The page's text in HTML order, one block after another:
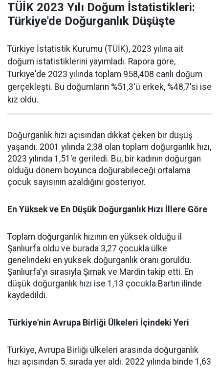
TÜİK 2023 Yılı Doğum İstatistikleri:
Türkiye'de Doğurganlık Düşüşte
Türkiye İstatistik Kurumu (TÜİK), 2023 yılına ait
doğum istatistiklerini yayımladı. Rapora göre,
Türkiye'de 2023 yılında toplam 958,408 canlı doğum
gerçekleşti. Bu doğumların %51,3'ü erkek, %48,7'si ise
kız oldu.
Doğurganlık hızı açısından dikkat çeken bir düşüş
yaşandı. 2001 yılında 2,38 olan toplam doğurganlık hızı,
2023 yılında 1,51'e geriledi. Bu, bir kadının doğurgan
olduğu dönem boyunca doğurabileceği ortalama
çocuk sayısının azaldığını gösteriyor.
En Yüksek ve En Düşük Doğurganlık Hızı İllere Göre
Toplam doğurganlık hızının en yüksek olduğu il
Şanlıurfa oldu ve burada 3,27 çocukla ülke
genelindeki en yüksek doğurganlık oranı görüldü.
Şanlıurfa'yı sırasıyla Şırnak ve Mardin takip etti. En
düşük doğurganlık hızı ise 1,13 çocukla Bartın ilinde
kaydedildi.
Türkiye'nin Avrupa Birliği Ülkeleri İçindeki Yeri
Türkiye, Avrupa Birliği ülkeleri arasında doğurganlık
hızı açısından 5. sırada yer aldı. 2022 yılında binde 1,63